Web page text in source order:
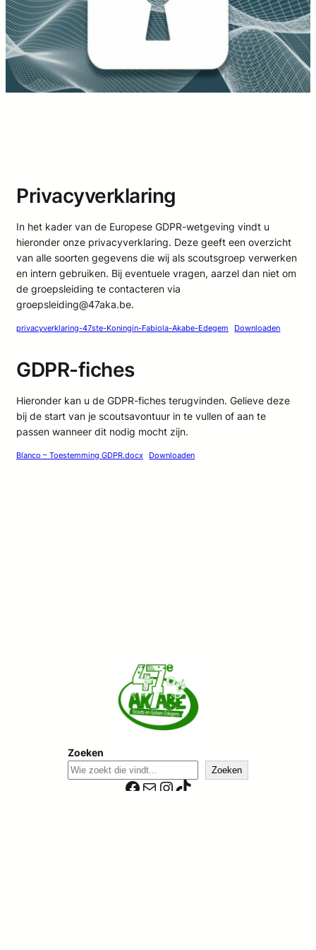
Privacyverklaring
In het kader van de Europese GDPR-wetgeving vindt u
hieronder onze privacyverklaring. Deze geeft een overzicht
van alle soorten gegevens die wij als scoutsgroep verwerken
en intern gebruiken. Bij eventuele vragen, aarzel dan niet om
de groepsleiding te contacteren via
groepsleiding@47aka.be.
privacyverklaring-47ste-Koningin-Fabiola-Akabe-Edegem Downloaden
GDPR-fiches
Hieronder kan u de GDPR-fiches terugvinden. Gelieve deze
bij de start van je scoutsavontuur in te vullen of aan te
passen wanneer dit nodig mocht zijn.
Blanco – Toestemming GDPR.docx Downloaden
Zoeken
Zoeken
Facebook
E-mailInstagram
TikTok